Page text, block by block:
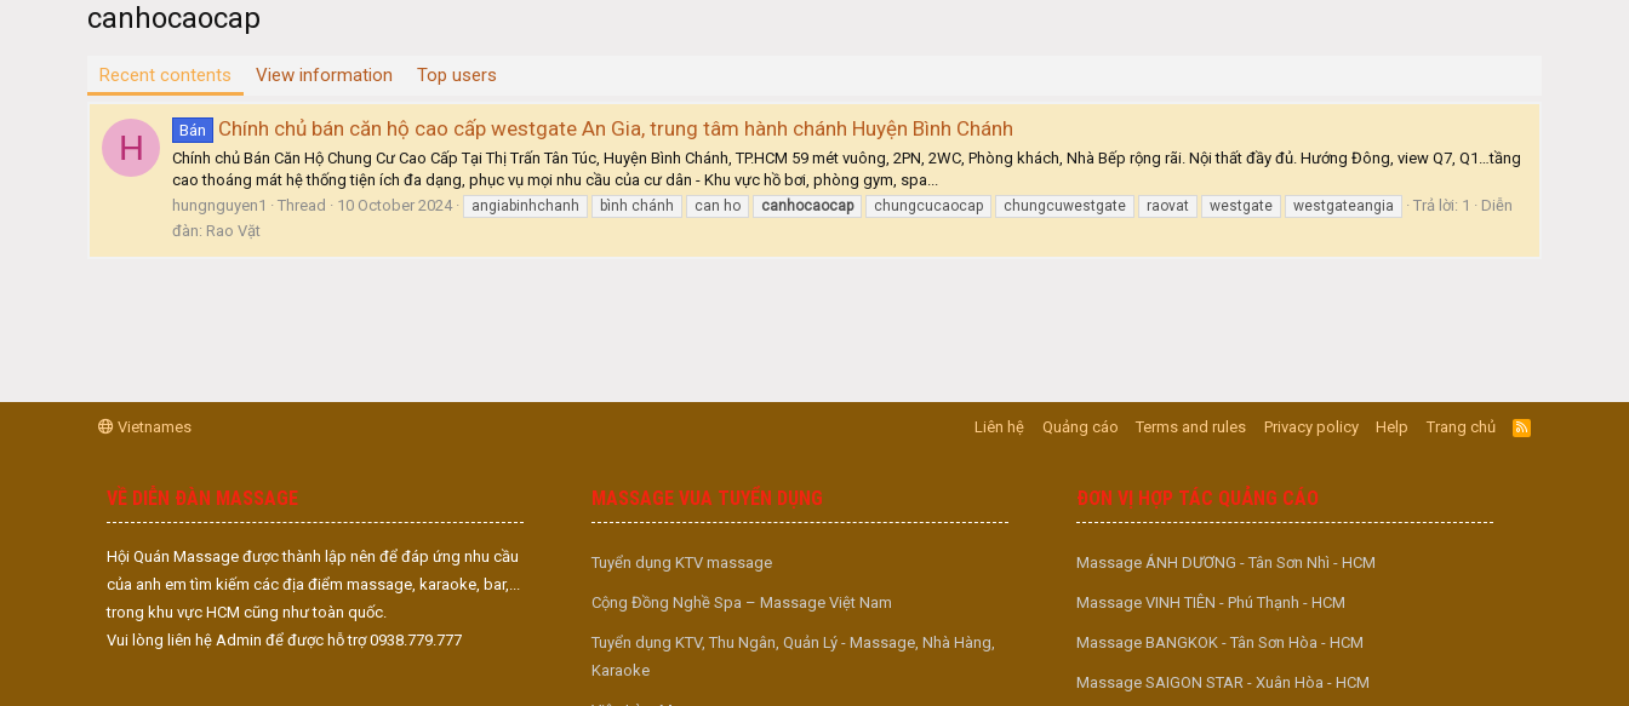
canhocaocap
Recent contents View information Top users
H Bán Chính chủ bán căn hộ cao cấp westgate An Gia, trung tâm hành chánh Huyện Bình Chánh
Chính chủ Bán Căn Hộ Chung Cư Cao Cấp Tại Thị Trấn Tân Túc, Huyện Bình Chánh, TP.HCM 59 mét vuông, 2PN, 2WC, Phòng khách, Nhà Bếp rộng rãi. Nội thất đầy đủ. Hướng Đông, view Q7, Q1…tầng
cao thoáng mát hệ thống tiện ích đa dạng, phục vụ mọi nhu cầu của cư dân - Khu vực hồ bơi, phòng gym, spa...
hungnguyen1
Thread 10 October 2024 angiabinhchanh bình chánh can ho canhocaocap chungcucaocap chungcuwestgate raovat westgate westgateangia Trả lời: 1
Diễn
đàn: Rao Vặt
Vietnames Liên hệ Quảng cáo Terms and rules Privacy policy Help Trang chủ
R
S
VỀ DIỄN ĐÀN MASSAGE
Hội Quán Massage được thành lập nên để đáp ứng nhu cầu
của anh em tìm kiếm các địa điểm massage, karaoke, bar,...
trong khu vực HCM cũng như toàn quốc.
Vui lòng liên hệ Admin để được hỗ trợ 0938.779.777
MASSAGE VUA TUYỂN DỤNG
Tuyển dụng KTV massage
Cộng Đồng Nghề Spa – Massage Việt Nam
Tuyển dụng KTV, Thu Ngân, Quản Lý - Massage, Nhà Hàng,
Karaoke
ĐƠN VỊ HỢP TÁC QUẢNG CÁO
Massage ÁNH DƯƠNG - Tân Sơn Nhì - HCM
Massage VINH TIÊN - Phú Thạnh - HCM
Massage BANGKOK - Tân Sơn Hòa - HCM
Massage SAIGON STAR - Xuân Hòa - HCM